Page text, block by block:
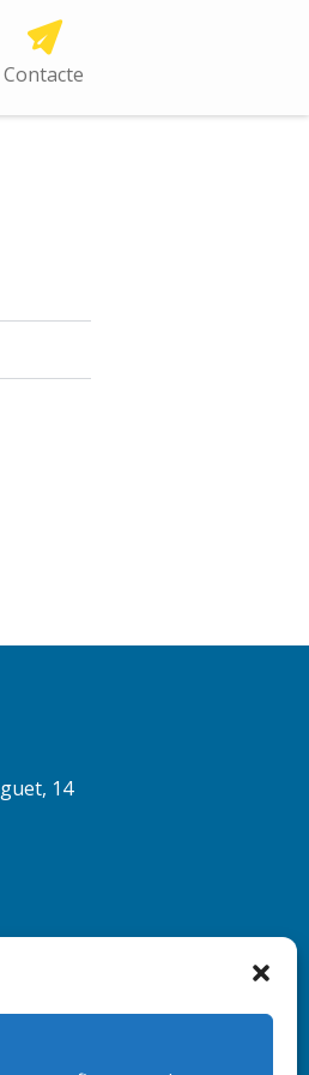
Contacte
14